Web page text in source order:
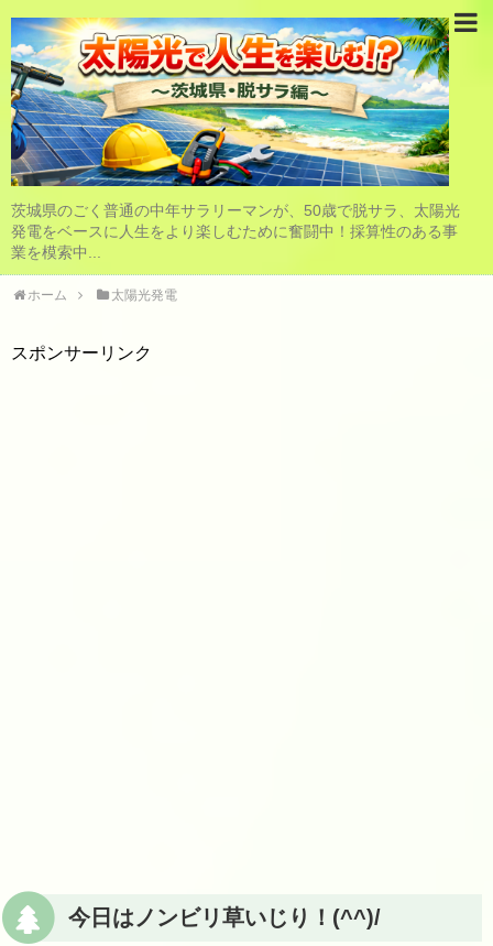
茨城県のごく普通の中年サラリーマンが、50歳で脱サラ、太陽光
発電をベースに人生をより楽しむために奮闘中！採算性のある事
業を模索中...
ホーム 太陽光発電
スポンサーリンク
今日はノンビリ草いじり！(^^)/